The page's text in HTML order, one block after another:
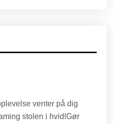
venter på dig
stolen i hvid!Gør